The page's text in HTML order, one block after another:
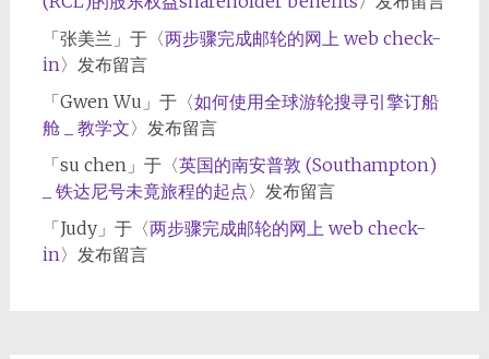
「张美兰 」于〈两步骤完成邮轮的网上 web check-
in〉发布留言
「Gwen Wu 」于〈如何使用全球游轮搜寻引擎订船
舱 _ 教学文〉发布留言
「su chen」于〈英国的南安普敦 (Southampton)
_ 铁达尼号未竟旅程的起点〉发布留言
「Judy」于〈两步骤完成邮轮的网上 web check-
in〉发布留言